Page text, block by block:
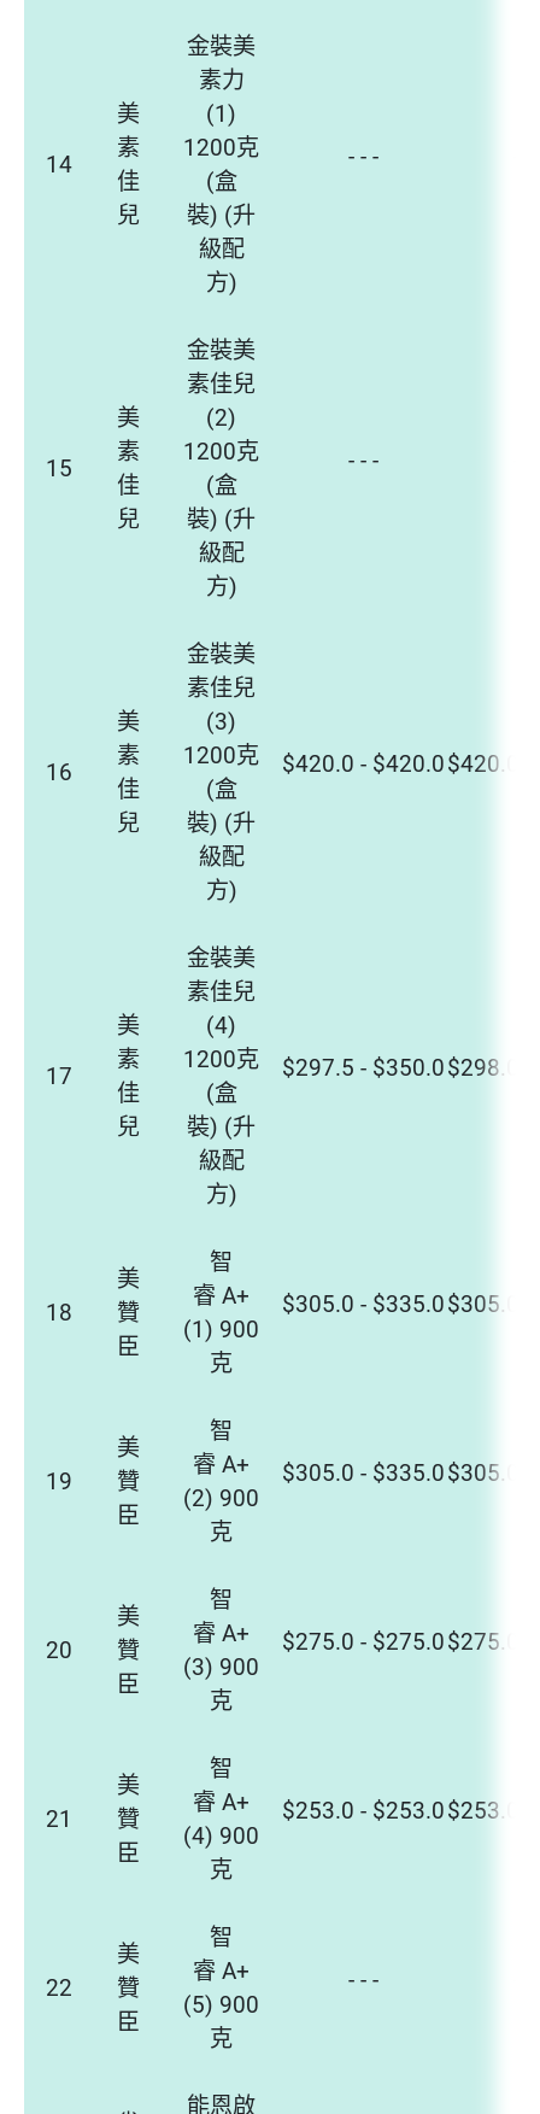
14
美
素
佳
兒
金裝美
素力
(1)
1200克
(盒
裝) (升
級配
方)
- - -
15
美
素
佳
兒
金裝美
素佳兒
(2)
1200克
(盒
裝) (升
級配
方)
- - -
16
美
素
佳
兒
金裝美
素佳兒
(3)
1200克
(盒
裝) (升
級配
方)
$420.0 - $420.0$420.0 -
17
美
素
佳
兒
金裝美
素佳兒
(4)
1200克
(盒
裝) (升
級配
方)
$297.5 - $350.0$298.0 -
18
美
贊
臣
智
睿 A+
(1) 900
克
$305.0 - $335.0$305.0 -
19
美
贊
臣
智
睿 A+
(2) 900
克
$305.0 - $335.0$305.0 -
20
美
贊
臣
智
睿 A+
(3) 900
克
$275.0 - $275.0$275.0 -
21
美
贊
臣
智
睿 A+
(4) 900
克
$253.0 - $253.0$253.0 -
22
美
贊
臣
智
睿 A+
(5) 900
克
- - -
能恩啟